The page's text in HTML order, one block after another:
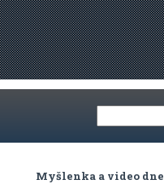
Myšlenka a video dne